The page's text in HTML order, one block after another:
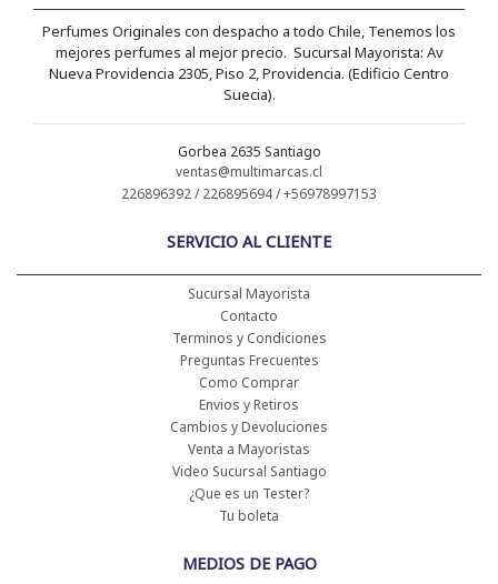
Perfumes Originales con despacho a todo Chile, Tenemos los
mejores perfumes al mejor precio. Sucursal Mayorista: Av
Nueva Providencia 2305, Piso 2, Providencia. (Edificio Centro
Suecia).
Gorbea 2635 Santiago
ventas@multimarcas.cl
226896392 / 226895694 / +56978997153
SERVICIO AL CLIENTE
Sucursal Mayorista
Contacto
Terminos y Condiciones
Preguntas Frecuentes
Como Comprar
Envios y Retiros
Cambios y Devoluciones
Venta a Mayoristas
Video Sucursal Santiago
¿Que es un Tester?
Tu boleta
MEDIOS DE PAGO